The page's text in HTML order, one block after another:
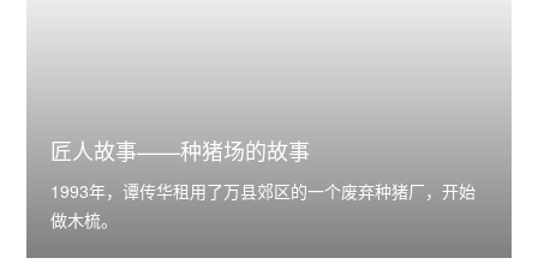
匠人故事——种猪场的故事
1993年，谭传华租用了万县郊区的一个废弃种猪厂，开始
做木梳。